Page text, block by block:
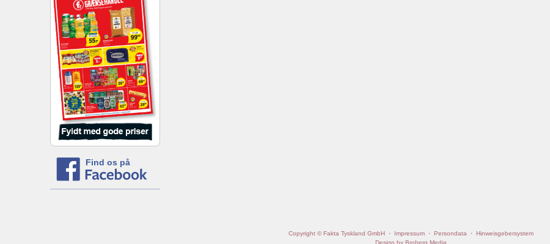
Find os på
Copyright © Fakta Tyskland GmbH· Impressum· Persondata · Hinweisgebersystem
Design by Broberg Media